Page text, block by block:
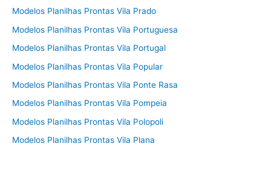
Modelos Planilhas Prontas Vila Prado
Modelos Planilhas Prontas Vila Portuguesa
Modelos Planilhas Prontas Vila Portugal
Modelos Planilhas Prontas Vila Popular
Modelos Planilhas Prontas Vila Ponte Rasa
Modelos Planilhas Prontas Vila Pompeia
Modelos Planilhas Prontas Vila Polopoli
Modelos Planilhas Prontas Vila Plana